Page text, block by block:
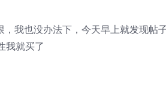
我也没办法下，今天早上就发现帖
我就买了